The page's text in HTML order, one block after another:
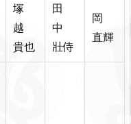
塚
越
貴也
田
中
壯侍
岡
直輝